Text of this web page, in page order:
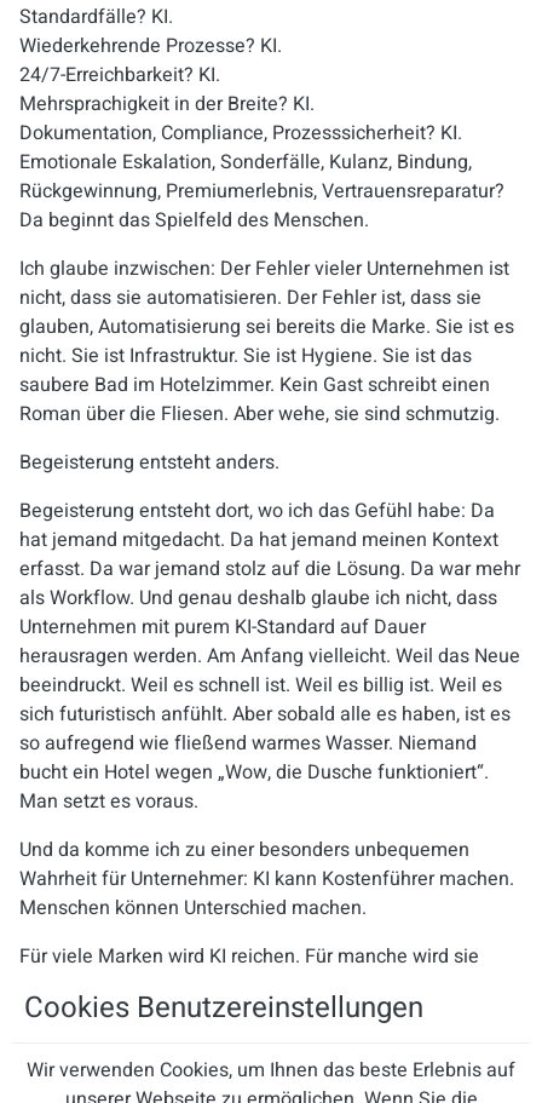
Standardfälle? KI.
Wiederkehrende Prozesse? KI.
24/7-Erreichbarkeit? KI.
Mehrsprachigkeit in der Breite? KI.
Dokumentation, Compliance, Prozesssicherheit? KI.
Emotionale Eskalation, Sonderfälle, Kulanz, Bindung,
Rückgewinnung, Premiumerlebnis, Vertrauensreparatur?
Da beginnt das Spielfeld des Menschen.
Ich glaube inzwischen: Der Fehler vieler Unternehmen ist
nicht, dass sie automatisieren. Der Fehler ist, dass sie
glauben, Automatisierung sei bereits die Marke. Sie ist es
nicht. Sie ist Infrastruktur. Sie ist Hygiene. Sie ist das
saubere Bad im Hotelzimmer. Kein Gast schreibt einen
Roman über die Fliesen. Aber wehe, sie sind schmutzig.
Begeisterung entsteht anders.
Begeisterung entsteht dort, wo ich das Gefühl habe: Da
hat jemand mitgedacht. Da hat jemand meinen Kontext
erfasst. Da war jemand stolz auf die Lösung. Da war mehr
als Workflow. Und genau deshalb glaube ich nicht, dass
Unternehmen mit purem KI-Standard auf Dauer
herausragen werden. Am Anfang vielleicht. Weil das Neue
beeindruckt. Weil es schnell ist. Weil es billig ist. Weil es
sich futuristisch anfühlt. Aber sobald alle es haben, ist es
so aufregend wie fließend warmes Wasser. Niemand
bucht ein Hotel wegen „Wow, die Dusche funktioniert“.
Man setzt es voraus.
Und da komme ich zu einer besonders unbequemen
Wahrheit für Unternehmer: KI kann Kostenführer machen.
Menschen können Unterschied machen.
Für viele Marken wird KI reichen. Für manche wird sie
bewusste Entscheidung für den menschlichen Touchpoint
beliebig, nicht als nostalgische Romantik — sondern
Cookies Benutzereinstellungen
Wir verwenden Cookies, um Ihnen das beste Erlebnis auf